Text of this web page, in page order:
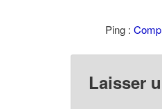
Ping :
Laisser